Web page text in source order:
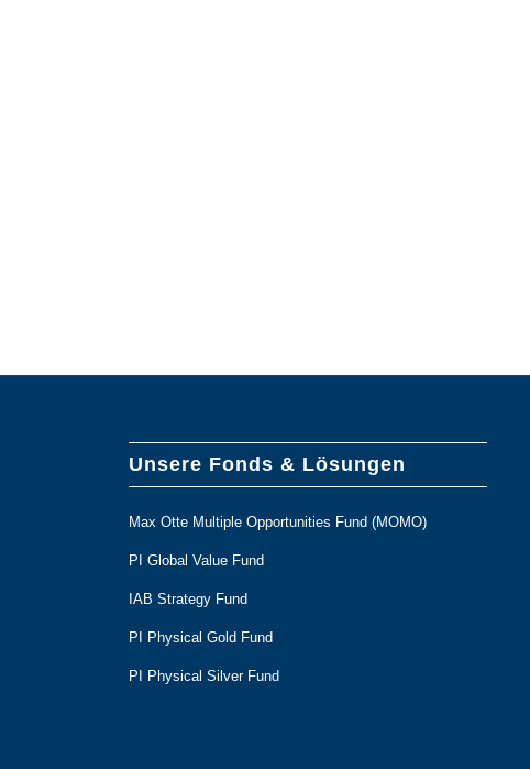
Unsere Fonds & Lösungen
Max Otte Multiple Opportunities Fund (MOMO)
PI Global Value Fund
IAB Strategy Fund
PI Physical Gold Fund
PI Physical Silver Fund